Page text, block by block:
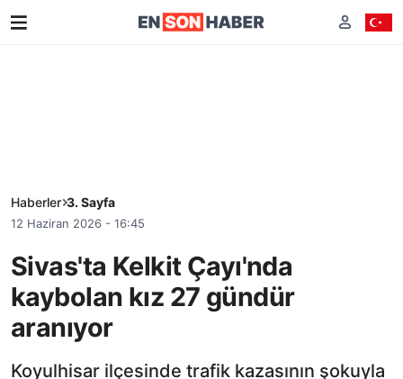
Haberler 3. Sayfa
12 Haziran 2026 - 16:45
Sivas'ta Kelkit Çayı'nda
kaybolan kız 27 gündür
aranıyor
Koyulhisar ilçesinde trafik kazasının şokuyla